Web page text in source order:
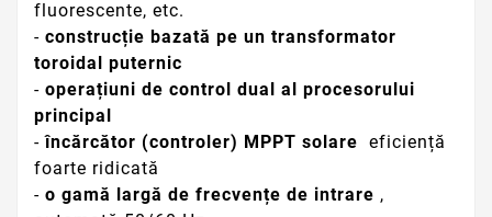
fluorescente, etc.
- construcție bazată pe un transformator
toroidal puternic
- operațiuni de control dual al procesorului
principal
-încărcător (controler) MPPT solare eficiență
foarte ridicată
- o gamă largă de frecvențe de intrare ,